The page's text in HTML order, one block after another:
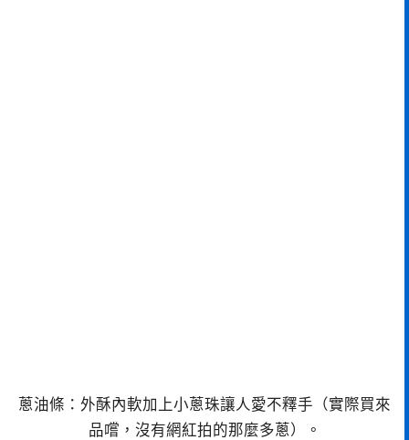
蔥油條：外酥內軟加上小蔥珠讓人愛不釋手（實際買來
品嚐，沒有網紅拍的那麼多蔥）。